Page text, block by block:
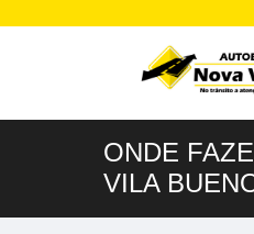
ONDE
VILA